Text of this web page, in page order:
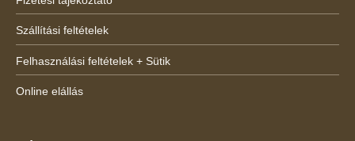
Szállítási feltételek
Felhasználási feltételek + Sütik
Online elállás